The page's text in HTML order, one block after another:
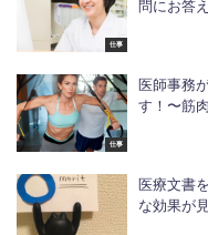
仕事
問にお答
仕事
医師事務
す！〜筋
医療文書
な効果が